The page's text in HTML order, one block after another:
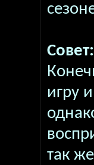
Совет:
игру
так